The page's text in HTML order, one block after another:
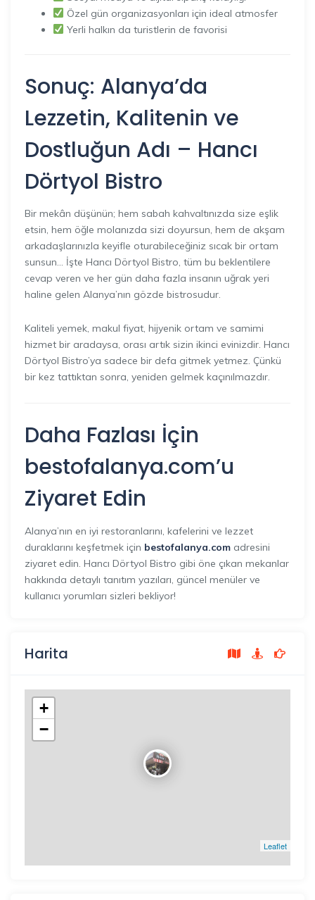
Özel gün organizasyonları için ideal atmosfer
Yerli halkın da turistlerin de favorisi
Sonuç: Alanya’da
Lezzetin, Kalitenin ve
Dostluğun Adı – Hancı
Dörtyol Bistro
Bir mekân düşünün; hem sabah kahvaltınızda size eşlik
etsin, hem öğle molanızda sizi doyursun, hem de akşam
arkadaşlarınızla keyifle oturabileceğiniz sıcak bir ortam
sunsun… İşte Hancı Dörtyol Bistro, tüm bu beklentilere
cevap veren ve her gün daha fazla insanın uğrak yeri
haline gelen Alanya’nın gözde bistrosudur.
Kaliteli yemek, makul fiyat, hijyenik ortam ve samimi
hizmet bir aradaysa, orası artık sizin ikinci evinizdir. Hancı
Dörtyol Bistro’ya sadece bir defa gitmek yetmez. Çünkü
bir kez tattıktan sonra, yeniden gelmek kaçınılmazdır.
Daha Fazlası İçin
bestofalanya.com’u
Ziyaret Edin
Alanya’nın en iyi restoranlarını, kafelerini ve lezzet
duraklarını keşfetmek için bestofalanya.com adresini
ziyaret edin. Hancı Dörtyol Bistro gibi öne çıkan mekanlar
hakkında detaylı tanıtım yazıları, güncel menüler ve
kullanıcı yorumları sizleri bekliyor!
Harita
+
−
Leaflet